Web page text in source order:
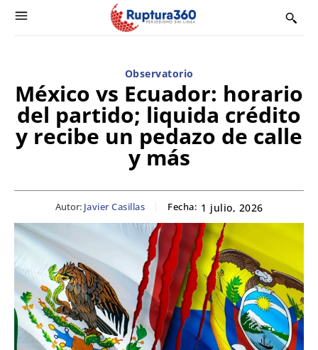
Observatorio
México vs Ecuador: horario
del partido; liquida crédito
y recibe un pedazo de calle
y más
Autor: Javier Casillas Fecha: 1 julio, 2026